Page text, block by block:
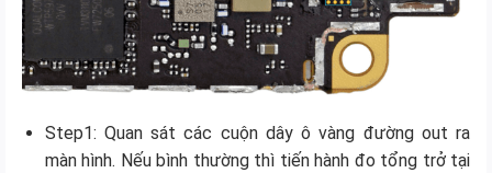
Step1: Quan sát các cuộn dây ô vàng đường out ra
màn hình. Nếu bình thường thì tiến hành đo tổng trở tại